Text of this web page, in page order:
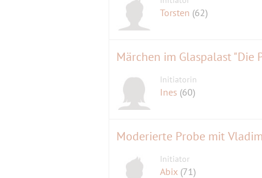
Torsten (62)
Initiatorin
Ines (60)
Moderierte Probe mit
Initiator
Abix (71)